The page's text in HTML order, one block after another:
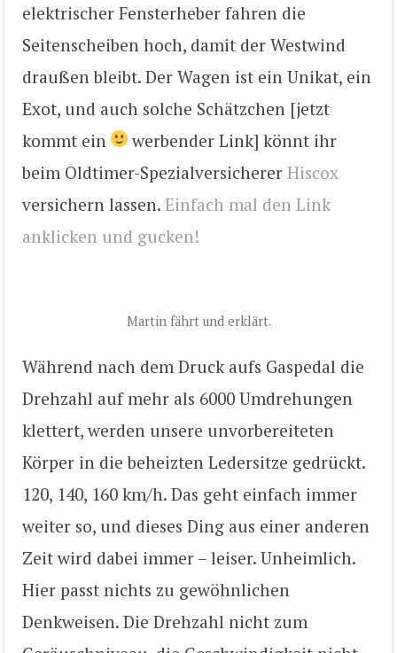
elektrischer Fensterheber fahren die
Seitenscheiben hoch, damit der Westwind
draußen bleibt. Der Wagen ist ein Unikat, ein
Exot, und auch solche Schätzchen [jetzt
kommt ein
werbender Link] könnt ihr
beim Oldtimer-Spezialversicherer Hiscox
versichern lassen. Einfach mal den Link
anklicken und gucken!
Martin fährt und erklärt.
Während nach dem Druck aufs Gaspedal die
Drehzahl auf mehr als 6000 Umdrehungen
klettert, werden unsere unvorbereiteten
Körper in die beheizten Ledersitze gedrückt.
120, 140, 160 km/h. Das geht einfach immer
weiter so, und dieses Ding aus einer anderen
Zeit wird dabei immer – leiser. Unheimlich.
Hier passt nichts zu gewöhnlichen
Denkweisen. Die Drehzahl nicht zum